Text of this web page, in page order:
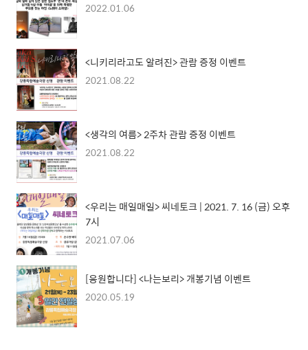
2022.01.06
<니키리라고도 알려진> 관람 증정 이벤트
2021.08.22
<생각의 여름> 2주차 관람 증정 이벤트
2021.08.22
<우리는 매일매일> 씨네토크 | 2021. 7. 16 (금) 오후
7시
2021.07.06
[응원합니다] <나는보리> 개봉기념 이벤트
2020.05.19